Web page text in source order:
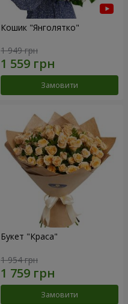
Кошик "Янголятко"
1 949 грн
Замовити
Букет "Краса"
1 954 грн
Замовити